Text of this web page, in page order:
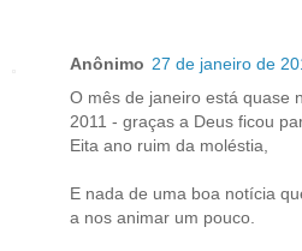
Anônimo 27 de janeiro de
O mês de janeiro está quase
2011 - graças a Deus ficou
Eita ano ruim da moléstia,
E nada de uma boa notícia
a nos animar um pouco.